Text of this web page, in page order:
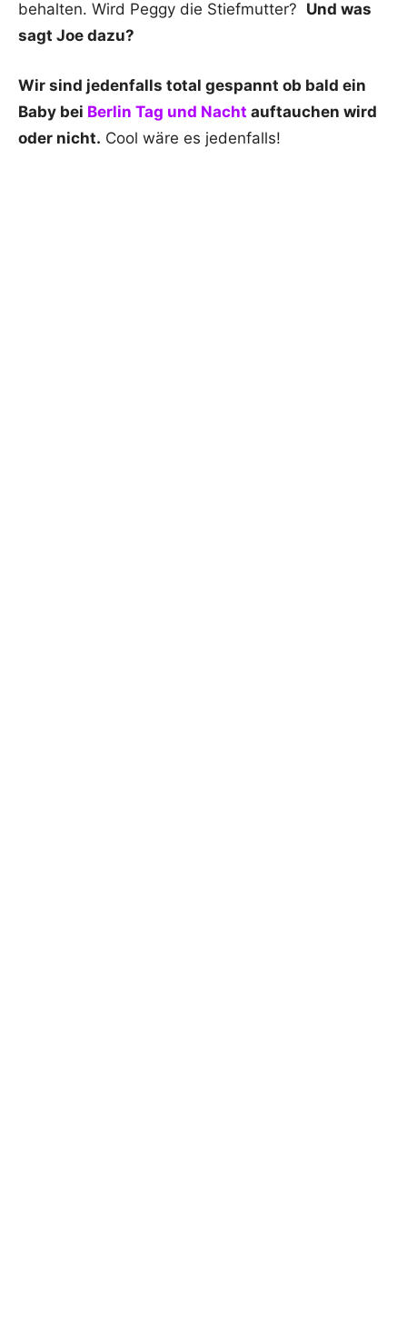
behalten. Wird Peggy die Stiefmutter? Und was
sagt Joe dazu?
Wir sind jedenfalls total gespannt ob bald ein
Baby bei Berlin Tag und Nacht auftauchen wird
oder nicht. Cool wäre es jedenfalls!